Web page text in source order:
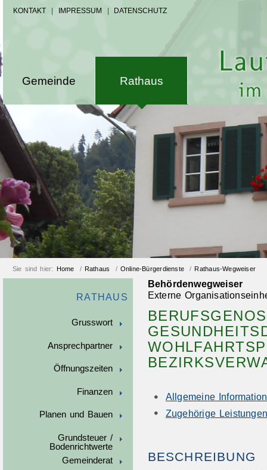
KONTAKT IMPRESSUM DATENSCHUTZ
Gemeinde Rathaus
Sie sind hier: Home / Rathaus / Online-Bürgerdienste / Rathaus-Wegweiser
RATHAUS
Grusswort
Ansprechpartner
Öffnungszeiten
Finanzen
Planen und Bauen
Grundsteuer /
Bodenrichtwerte
Gemeinderat
Behördenwegweiser
Externe
Allgemeine
Zugehörige
BESCHREIBUNG